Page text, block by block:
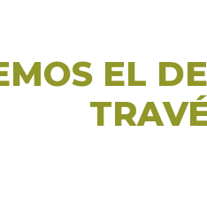
EL